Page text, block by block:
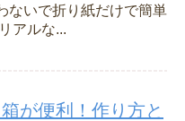
ないで折り紙だけで簡単
アルな...
が便利！作り方と